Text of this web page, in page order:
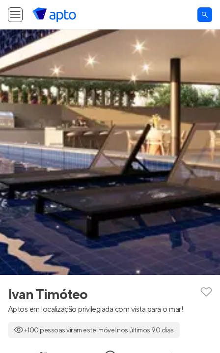
Ivan Timóteo
Aptos em localização privilegiada com vista para o mar!
+100 pessoas viram este imóvel nos últimos 90 dias